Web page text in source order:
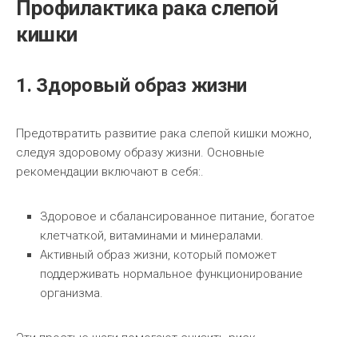
Профилактика рака слепой
кишки
1. Здоровый образ жизни
Предотвратить развитие рака слепой кишки можно,
следуя здоровому образу жизни. Основные
рекомендации включают в себя:.
Здоровое и сбалансированное питание, богатое
клетчаткой, витаминами и минералами.
Активный образ жизни, который поможет
поддерживать нормальное функционирование
организма.